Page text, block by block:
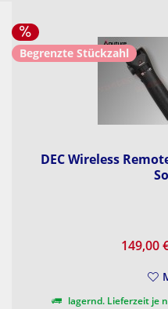
Begrenzte Stückzahl
DEC Wireless
149,00
lagernd. Lieferzeit je